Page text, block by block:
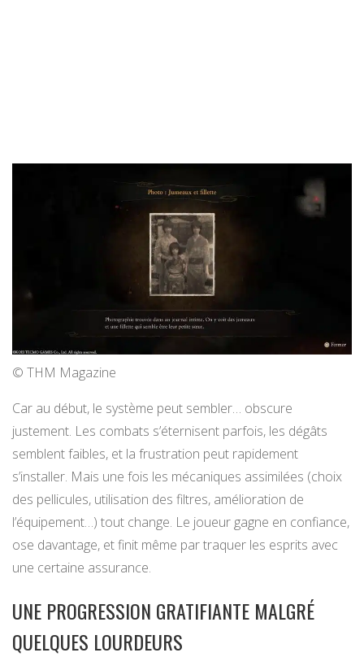
© THM Magazine
Car au début, le système peut sembler… obscure
justement. Les combats s’éternisent parfois, les dégâts
semblent faibles, et la frustration peut rapidement
s’installer. Mais une fois les mécaniques assimilées (choix
des pellicules, utilisation des filtres, amélioration de
l’équipement…) tout change. Le joueur gagne en confiance,
ose davantage, et finit même par traquer les esprits avec
une certaine assurance.
UNE PROGRESSION GRATIFIANTE MALGRÉ
QUELQUES LOURDEURS